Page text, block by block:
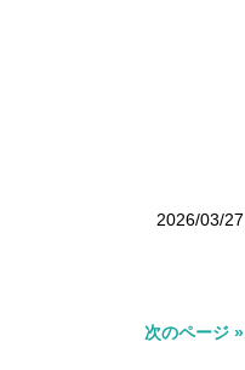
2026/03/27
次のページ »